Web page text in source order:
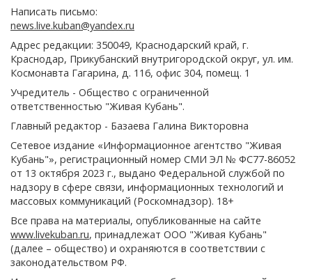
Написать письмо:
news.live.kuban@yandex.ru
Адрес редакции: 350049, Краснодарский край, г.
Краснодар, Прикубанский внутригородской округ, ул. им.
Космонавта Гагарина, д. 116, офис 304, помещ. 1
Учредитель - Общество с ограниченной
ответственностью "Живая Кубань".
Главный редактор - Базаева Галина Викторовна
Сетевое издание «Информационное агентство "Живая
Кубань"», регистрационный номер СМИ ЭЛ № ФС77-86052
от 13 октября 2023 г., выдано Федеральной службой по
надзору в сфере связи, информационных технологий и
массовых коммуникаций (Роскомнадзор). 18+
Все права на материалы, опубликованные на сайте
www.livekuban.ru, принадлежат ООО "Живая Кубань"
(далее – общество) и охраняются в соответствии с
законодательством РФ.